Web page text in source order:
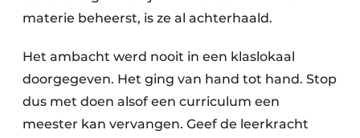
materie beheerst, is ze al achterhaald.
Het ambacht werd nooit in een klaslokaal
doorgegeven. Het ging van hand tot hand. Stop
dus met doen alsof een curriculum een
meester kan vervangen. Geef de leerkracht